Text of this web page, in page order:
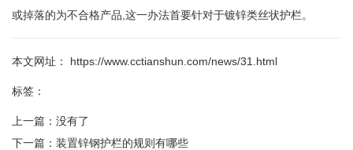
或掉落的为不合格产品,这一办法首要针对于镀锌类丝状护栏。
本文网址： https://www.cctianshun.com/news/31.html
标签：
上一篇： 没有了
下一篇： 装置锌钢护栏的规则有哪些